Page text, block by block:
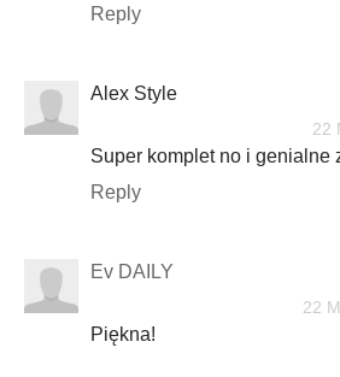
Reply
Alex Style
22
Super komplet no i genialne
Reply
Ev DAILY
22
Piękna!